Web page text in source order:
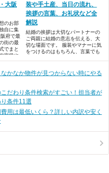
大阪
のお部
自に集
府で最
街の最
でまと
家賃や
しま
装や手土産、当日の流れ、
挨拶の言葉、お礼状など全
解説
結婚の挨拶は大切なパートナーの
ご両親に結婚の意志を伝える、大
切な場面です。 服装やマナーに気
をつけるのはもちろん、言葉でも
親に将来の伴侶を紹介する場合に
も、新しい家族としてあたたかく
す。
かなか物件が見つからない時にやる
だわり条件検索がすごい！担当者が
条件11選
用は最低いくら？詳しい内訳や安く